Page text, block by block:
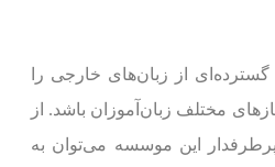
از زبان‌های خارجی را
مختلف زبان‌آموزان باشد. از
این موسسه می‌توان به